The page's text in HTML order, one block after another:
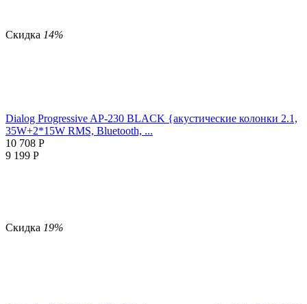
Скидка 14%
Dialog Progressive AP-230 BLACK {акустические колонки 2.1,
35W+2*15W RMS, Bluetooth, ...
10 708 Р
9 199 Р
Скидка 19%